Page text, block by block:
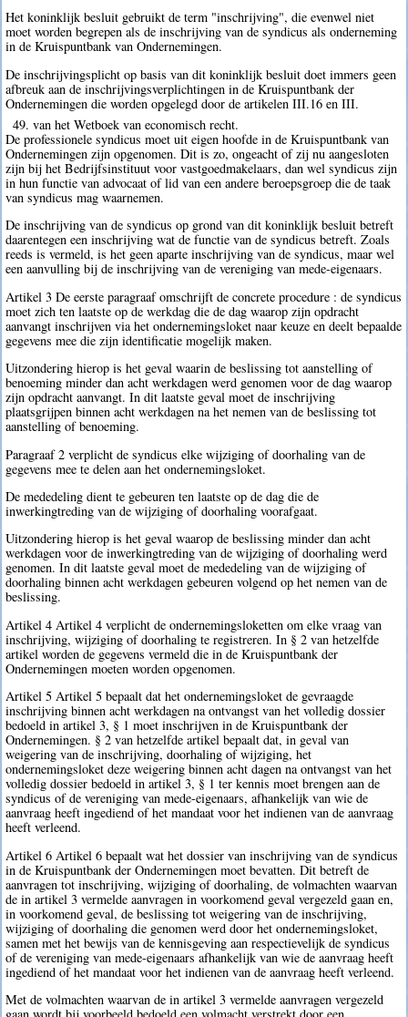
Het koninklijk besluit gebruikt de term "inschrijving", die evenwel niet
moet worden begrepen als de inschrijving van de syndicus als onderneming
in de Kruispuntbank van Ondernemingen.
De inschrijvingsplicht op basis van dit koninklijk besluit doet immers geen
afbreuk aan de inschrijvingsverplichtingen in de Kruispuntbank der
Ondernemingen die worden opgelegd door de artikelen III.16 en III.
49. van het Wetboek van economisch recht.
De professionele syndicus moet uit eigen hoofde in de Kruispuntbank van
Ondernemingen zijn opgenomen. Dit is zo, ongeacht of zij nu aangesloten
zijn bij het Bedrijfsinstituut voor vastgoedmakelaars, dan wel syndicus zijn
in hun functie van advocaat of lid van een andere beroepsgroep die de taak
van syndicus mag waarnemen.
De inschrijving van de syndicus op grond van dit koninklijk besluit betreft
daarentegen een inschrijving wat de functie van de syndicus betreft. Zoals
reeds is vermeld, is het geen aparte inschrijving van de syndicus, maar wel
een aanvulling bij de inschrijving van de vereniging van mede-eigenaars.
Artikel 3 De eerste paragraaf omschrijft de concrete procedure : de syndicus
moet zich ten laatste op de werkdag die de dag waarop zijn opdracht
aanvangt inschrijven via het ondernemingsloket naar keuze en deelt bepaalde
gegevens mee die zijn identificatie mogelijk maken.
Uitzondering hierop is het geval waarin de beslissing tot aanstelling of
benoeming minder dan acht werkdagen werd genomen voor de dag waarop
zijn opdracht aanvangt. In dit laatste geval moet de inschrijving
plaatsgrijpen binnen acht werkdagen na het nemen van de beslissing tot
aanstelling of benoeming.
Paragraaf 2 verplicht de syndicus elke wijziging of doorhaling van de
gegevens mee te delen aan het ondernemingsloket.
De mededeling dient te gebeuren ten laatste op de dag die de
inwerkingtreding van de wijziging of doorhaling voorafgaat.
Uitzondering hierop is het geval waarop de beslissing minder dan acht
werkdagen voor de inwerkingtreding van de wijziging of doorhaling werd
genomen. In dit laatste geval moet de mededeling van de wijziging of
doorhaling binnen acht werkdagen gebeuren volgend op het nemen van de
beslissing.
Artikel 4 Artikel 4 verplicht de ondernemingsloketten om elke vraag van
inschrijving, wijziging of doorhaling te registreren. In § 2 van hetzelfde
artikel worden de gegevens vermeld die in de Kruispuntbank der
Ondernemingen moeten worden opgenomen.
Artikel 5 Artikel 5 bepaalt dat het ondernemingsloket de gevraagde
inschrijving binnen acht werkdagen na ontvangst van het volledig dossier
bedoeld in artikel 3, § 1 moet inschrijven in de Kruispuntbank der
Ondernemingen. § 2 van hetzelfde artikel bepaalt dat, in geval van
weigering van de inschrijving, doorhaling of wijziging, het
ondernemingsloket deze weigering binnen acht dagen na ontvangst van het
volledig dossier bedoeld in artikel 3, § 1 ter kennis moet brengen aan de
syndicus of de vereniging van mede-eigenaars, afhankelijk van wie de
aanvraag heeft ingediend of het mandaat voor het indienen van de aanvraag
heeft verleend.
Artikel 6 Artikel 6 bepaalt wat het dossier van inschrijving van de syndicus
in de Kruispuntbank der Ondernemingen moet bevatten. Dit betreft de
aanvragen tot inschrijving, wijziging of doorhaling, de volmachten waarvan
de in artikel 3 vermelde aanvragen in voorkomend geval vergezeld gaan en,
in voorkomend geval, de beslissing tot weigering van de inschrijving,
wijziging of doorhaling die genomen werd door het ondernemingsloket,
samen met het bewijs van de kennisgeving aan respectievelijk de syndicus
of de vereniging van mede-eigenaars afhankelijk van wie de aanvraag heeft
ingediend of het mandaat voor het indienen van de aanvraag heeft verleend.
Met de volmachten waarvan de in artikel 3 vermelde aanvragen vergezeld